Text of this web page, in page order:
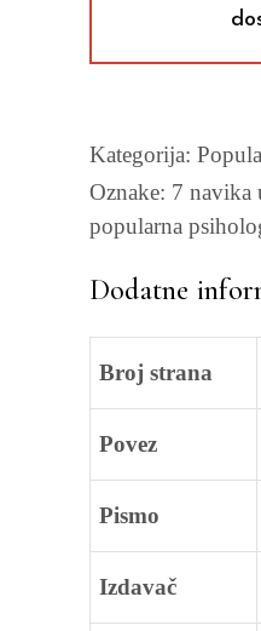
Kategorija:
Oznake: 7 navika
popularna
Dodatne
Broj strana
Povez
Pismo
Izdavač